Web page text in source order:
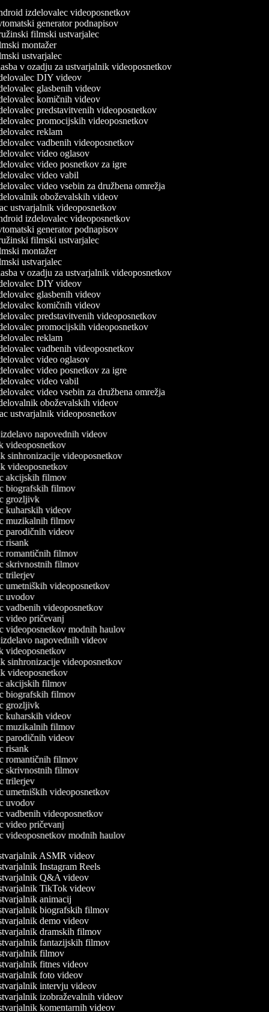
izdelovalec videoposnetkov
generator podnapisov
filmski ustvarjalec
montažer
ustvarjalec
v ozadju za ustvarjalnik videoposnetkov
DIY videov
glasbenih videov
komičnih videov
predstavitvenih videoposnetkov
promocijskih videoposnetkov
reklam
vadbenih videoposnetkov
video oglasov
video posnetkov za igre
video vabil
video vsebin za družbena omrežja
oboževalskih videov
ustvarjalnik videoposnetkov
izdelovalec videoposnetkov
generator podnapisov
filmski ustvarjalec
montažer
ustvarjalec
v ozadju za ustvarjalnik videoposnetkov
DIY videov
glasbenih videov
komičnih videov
predstavitvenih videoposnetkov
promocijskih videoposnetkov
reklam
vadbenih videoposnetkov
video oglasov
video posnetkov za igre
video vabil
video vsebin za družbena omrežja
oboževalskih videov
ustvarjalnik videoposnetkov
izdelavo napovednih videov
videoposnetkov
sinhronizacije videoposnetkov
videoposnetkov
akcijskih filmov
biografskih filmov
grozljivk
kuharskih videov
muzikalnih filmov
parodičnih videov
risank
romantičnih filmov
skrivnostnih filmov
trilerjev
umetniških videoposnetkov
uvodov
vadbenih videoposnetkov
video pričevanj
videoposnetkov modnih haulov
izdelavo napovednih videov
videoposnetkov
sinhronizacije videoposnetkov
videoposnetkov
akcijskih filmov
biografskih filmov
grozljivk
kuharskih videov
muzikalnih filmov
parodičnih videov
risank
romantičnih filmov
skrivnostnih filmov
trilerjev
umetniških videoposnetkov
uvodov
vadbenih videoposnetkov
video pričevanj
videoposnetkov modnih haulov
ASMR videov
Instagram Reels
Q&A videov
TikTok videov
animacij
biografskih filmov
demo videov
dramskih filmov
fantazijskih filmov
filmov
fitnes videov
foto videov
intervju videov
izobraževalnih videov
komentarnih videov